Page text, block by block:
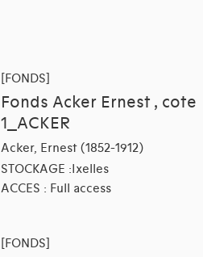
[FONDS]
Fonds Acker Ernest , cote
1_ACKER
Acker, Ernest (1852-1912)
STOCKAGE :Ixelles
ACCES : Full access
[FONDS]